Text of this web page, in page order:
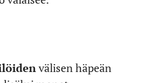
välisen häpeän